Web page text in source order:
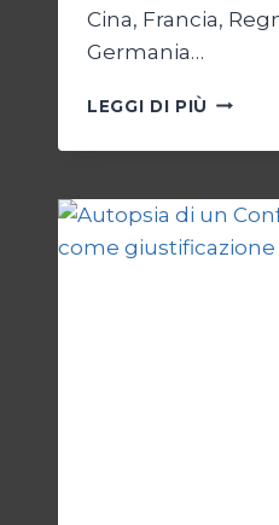
Cina, Francia,
Germania…
LEGGI DI PIÙ JCPOA,